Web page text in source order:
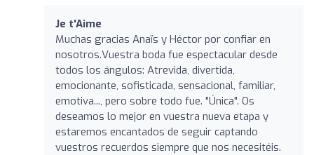
Je t'Aime
Muchas gracias Anaïs y Héctor por confiar en
nosotros.Vuestra boda fue espectacular desde
todos los ángulos: Atrevida, divertida,
emocionante, sofisticada, sensacional, familiar,
emotiva..., pero sobre todo fue. "Única". Os
deseamos lo mejor en vuestra nueva etapa y
estaremos encantados de seguir captando
vuestros recuerdos siempre que nos necesitéis.